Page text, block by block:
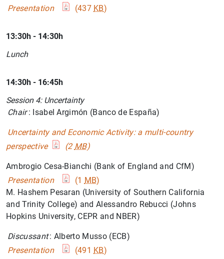
Presentation
(437 KB)
13:30h - 14:30h
Lunch
14:30h - 16:45h
Session 4: Uncertainty
Chair : Isabel Argimón (Banco de España)
Uncertainty and Economic Activity: a multi-country
perspective
(2 MB)
Ambrogio Cesa-Bianchi (Bank of England and CfM)
Presentation
(1 MB)
M. Hashem Pesaran (University of Southern California
and Trinity College) and Alessandro Rebucci (Johns
Hopkins University, CEPR and NBER)
Discussant: Alberto Musso (ECB)
Presentation
(491 KB)